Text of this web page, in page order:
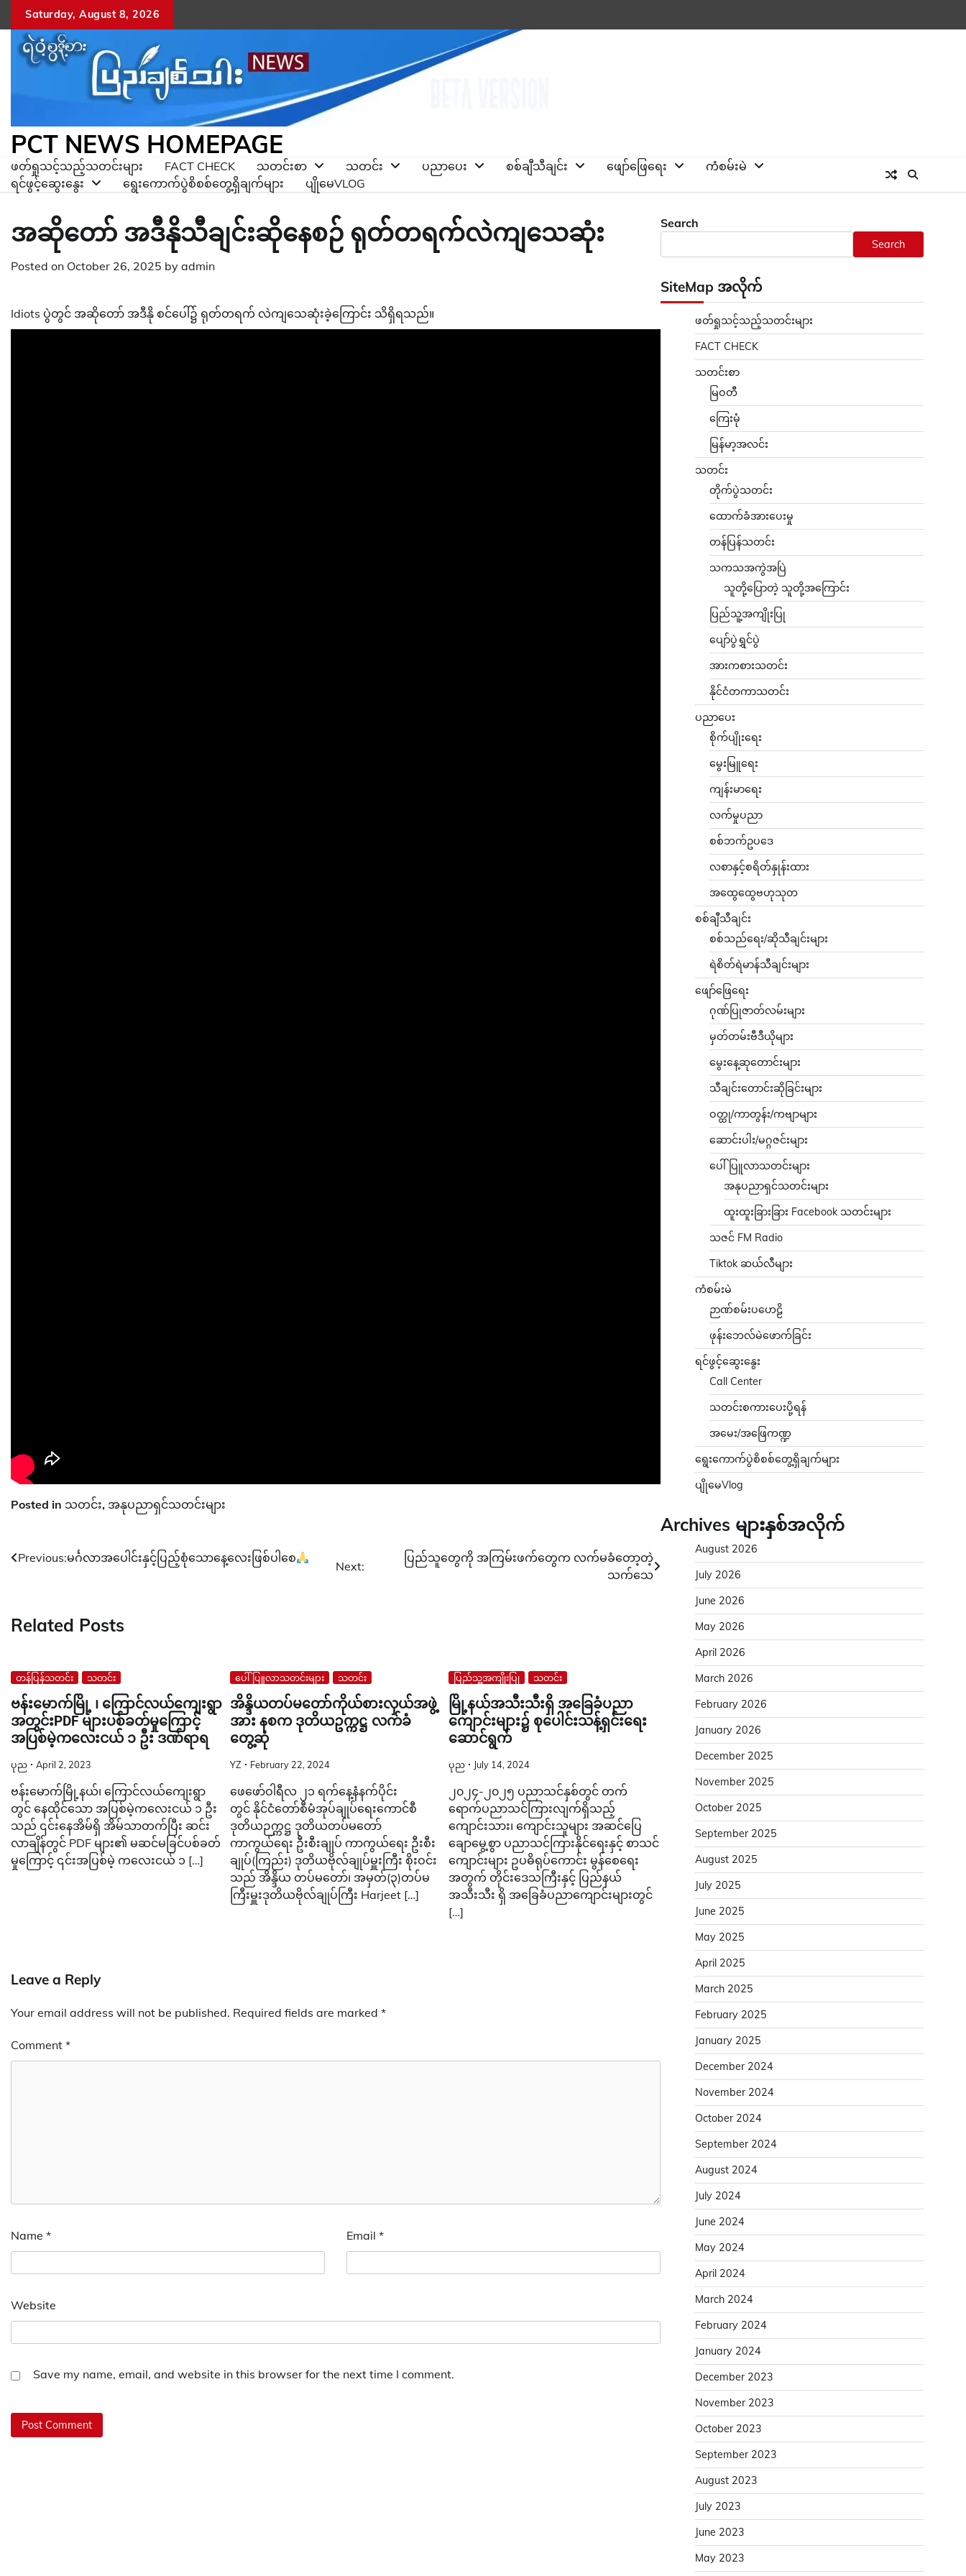
content
Saturday, August 8, 2026
PCT NEWS HOMEPAGE
ဖတ်ရှုသင့်သည့်သတင်းများ FACT CHECK သတင်းစာ သတင်း ပညာပေး စစ်ချီသီချင်း ဖျော်ဖြေရေး
ကံစမ်းမဲ
ရင်ဖွင့်ဆွေးနွေး
ရွေးကောက်ပွဲစိစစ်တွေ့ရှိချက်များ ပျိုမေVLOG
အဆိုတော် အဒီနိုသီချင်းဆိုနေစဉ် ရုတ်တရက်လဲကျသေဆုံး
Posted on October 26, 2025 by admin
Idiots ပွဲတွင် အဆိုတော် အဒီနို စင်ပေါ်၌ ရုတ်တရက် လဲကျသေဆုံးခဲ့ကြောင်း သိရှိရသည်။
Posted in သတင်း, အနုပညာရှင်သတင်းများ
Post
Previous:မင်္ဂလာအပေါင်းနှင့်ပြည့်စုံသောနေ့လေးဖြစ်ပါစေ
Next:
ပြည်သူတွေကို အကြမ်းဖက်တွေက လက်မခံတော့တဲ့
သက်သေ
Related Posts
တန်ပြန်သတင်း သတင်း
ဗန်းမောက်မြို့ ၊ ကြောင်လယ်ကျေးရွာ
အတွင်းPDF များပစ်ခတ်မှုကြောင့်
အပြစ်မဲ့က‌လေးငယ် ၁ ဦး ဒဏ်ရာရ
ပုည April 2, 2023
ဗန်းမောက်မြို့နယ်၊ ကြောင်လယ်ကျေးရွာ
တွင် နေထိုင်သော အပြစ်မဲ့ကလေးငယ် ၁ ဦး
သည် ၎င်းနေအိမ်ရှိ အိမ်သာတက်ပြီး ဆင်း
လာချိန်တွင် PDF များ၏ မဆင်မခြင်ပစ်ခတ်
မှုကြောင့် ၎င်းအပြစ်မဲ့ ကလေးငယ် ၁ […]
ပေါ်ပြူလာသတင်းများ သတင်း
အိန္ဒိယတပ်မတော်ကိုယ်စားလှယ်အဖွဲ့
အား နစက ဒုတိယဥက္ကဋ္ဌ လက်ခံ
တွေ့ဆုံ
YZ February 22, 2024
ဖေဖော်ဝါရီလ ၂၁ ရက်နေ့နံနက်ပိုင်း
တွင် နိုင်ငံတော်စီမံအုပ်ချုပ်ရေးကောင်စီ
ဒုတိယဉက္ကဋ္ဌ ဒုတိယတပ်မတော်
ကာကွယ်ရေး ဦးစီးချုပ် ကာကွယ်ရေး ဦးစီး
ချုပ်(ကြည်း) ဒုတိယဗိုလ်ချုပ်မှူးကြီး စိုးဝင်း
သည် အိန္ဒိယ တပ်မတော်၊ အမှတ်(၃)တပ်မ
ကြီးမှူးဒုတိယဗိုလ်ချုပ်ကြီး Harjeet […]
ပြည်သူ့အကျိုးပြု သတင်း
မြို့နယ်အသီးသီးရှိ အခြေခံပညာ
ကျောင်းများ၌ စုပေါင်းသန့်ရှင်းရေး
ဆောင်ရွက်
ပုည July 14, 2024
၂၀၂၄-၂၀၂၅ ပညာသင်နှစ်တွင် တက်
ရောက်ပညာသင်ကြားလျက်ရှိသည့်
ကျောင်းသား၊ ကျောင်းသူများ အဆင်ပြေ
ချောမွေ့စွာ ပညာသင်ကြားနိုင်ရေးနှင့် စာသင်
ကျောင်းများ ဥပဓိရုပ်ကောင်း မွန်စေရေး
အတွက် တိုင်းဒေသကြီးနှင့် ပြည်နယ်
အသီးသီး ရှိ အခြေခံပညာ‌ကျောင်းများတွင်
[…]
Leave a Reply
Your email address will not be published. Required fields are marked *
Comment *
Name * Email *
Website
Save my name, email, and website in this browser for the next time I comment.
Search
Search
SiteMap အလိုက်
ဖတ်ရှုသင့်သည့်သတင်းများ
FACT CHECK
သတင်းစာ
မြဝတီ
ကြေးမုံ
မြန်မာ့အလင်း
သတင်း
တိုက်ပွဲသတင်း
ထောက်ခံအားပေးမှု
တန်ပြန်သတင်း
သကသအကွဲအပြဲ
သူတို့ပြောတဲ့ သူတို့အကြောင်း
ပြည်သူ့အကျိုးပြု
ပျော်ပွဲရွှင်ပွဲ
အားကစားသတင်း
နိုင်ငံတကာသတင်း
ပညာပေး
စိုက်ပျိုးရေး
မွေးမြူရေး
ကျန်းမာရေး
လက်မှုပညာ
စစ်ဘက်ဥပဒေ
လစာနှင့်စရိတ်နှုန်းထား
အထွေထွေဗဟုသုတ
စစ်ချီသီချင်း
စစ်သည်ရေး/ဆိုသီချင်းများ
ရဲစိတ်ရဲမာန်သီချင်းများ
ဖျော်ဖြေရေး
ဂုဏ်ပြုဇာတ်လမ်းများ
မှတ်တမ်းဗီဒီယိုများ
မွေးနေ့ဆုတောင်းများ
သီချင်းတောင်းဆိုခြင်းများ
ဝတ္ထု/ကာတွန်း/ကဗျာများ
ဆောင်းပါး/မဂ္ဂဇင်းများ
ပေါ်ပြူလာသတင်းများ
အနုပညာရှင်သတင်းများ
ထူးထူးခြားခြား Facebook သတင်းများ
သဇင် FM Radio
Tiktok ဆယ်လီများ
ကံစမ်းမဲ
ဉာဏ်စမ်းပဟေဠိ
ဖုန်းဘေလ်မဲဖောက်ခြင်း
ရင်ဖွင့်ဆွေးနွေး
Call Center
သတင်းစကားပေးပို့ရန်
အမေး/အဖြေကဏ္ဍ
ရွေးကောက်ပွဲစိစစ်တွေ့ရှိချက်များ
ပျိုမေVlog
Archives များနှစ်အလိုက်
August 2026
July 2026
June 2026
May 2026
April 2026
March 2026
February 2026
January 2026
December 2025
November 2025
October 2025
September 2025
August 2025
July 2025
June 2025
May 2025
April 2025
March 2025
February 2025
January 2025
December 2024
November 2024
October 2024
September 2024
August 2024
July 2024
June 2024
May 2024
April 2024
March 2024
February 2024
January 2024
December 2023
November 2023
October 2023
September 2023
August 2023
July 2023
June 2023
May 2023